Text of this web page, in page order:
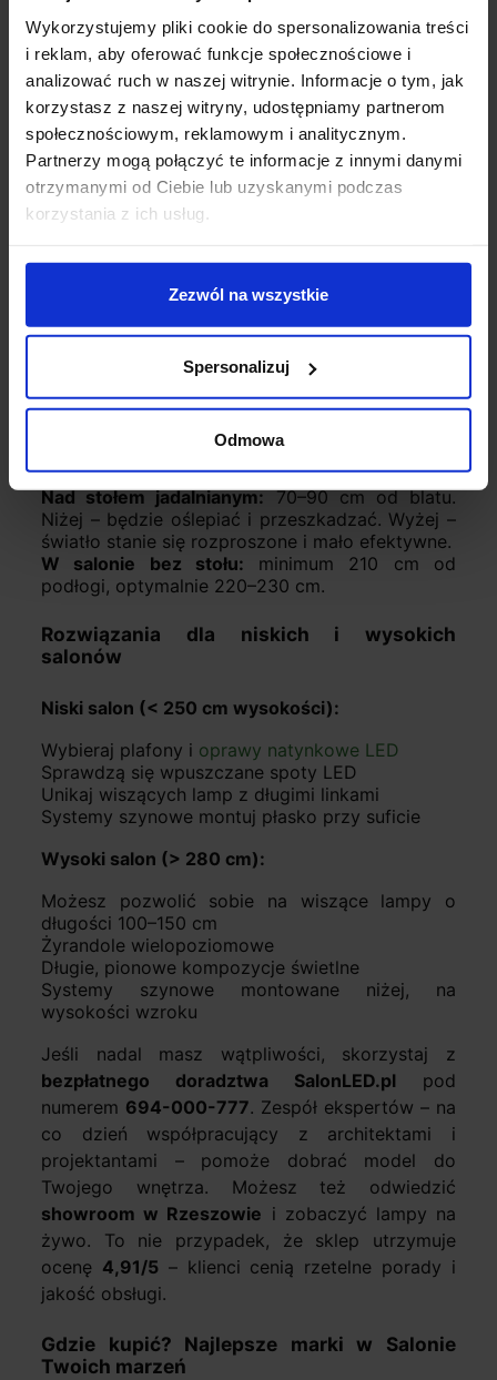
Wykorzystujemy pliki cookie do spersonalizowania treści
i reklam, aby oferować funkcje społecznościowe i
analizować ruch w naszej witrynie. Informacje o tym, jak
korzystasz z naszej witryny, udostępniamy partnerom
społecznościowym, reklamowym i analitycznym.
Partnerzy mogą połączyć te informacje z innymi danymi
otrzymanymi od Ciebie lub uzyskanymi podczas
korzystania z ich usług.
Zezwól na wszystkie
Spersonalizuj
Odmowa
Wspomniany wcześniej wzór to złoty środek, ale
warto go dodać jeszcze raz dla przejrzystości:
Średnica lampy (cm) = (długość + szerokość w
metrach) / 30 × 2,5
Przykład praktyczny:Salon o wymiarach 6 × 4
m → (6+4)/30 × 2,5 =
Jeśli wybierzesz lampę znacząco mniejszą,
"zginie" w przestrzeni. Zbyt duża może
przytłoczyć pomieszczenie. Trzymaj się zakresu
±10% od wyniku wzoru.
Nad stołem jadalnianym:70–90 cm od blatu.
Niżej – będzie oślepiać i przeszkadzać. Wyżej –
światło stanie się rozproszone i mało efektywne.
W salonie bez stołu: minimum 210 cm od
podłogi, optymalnie 220–230 cm.
Rozwiązania dla niskich i wysokich
salonów
Niski salon (< 250 cm wysokości):
Wybieraj plafony i oprawy natynkowe LED
Sprawdzą się wpuszczane spoty LED
Unikaj wiszących lamp z długimi linkami
Systemy szynowe montuj płasko przy suficie
Wysoki salon (> 280 cm):
Możesz pozwolić sobie na wiszące lampy o
długości 100–150 cm
Żyrandole wielopoziomowe
Długie, pionowe kompozycje świetlne
Systemy szynowe montowane niżej, na
wysokości wzroku
Jeśli nadal masz wątpliwości, skorzystaj z
bezpłatnego doradztwa SalonLED.pl pod
numerem 694-000-777. Zespół ekspertów – na
co dzień współpracujący z architektami i
projektantami – pomoże dobrać model do
Twojego wnętrza. Możesz też odwiedzić
showroom w Rzeszowie i zobaczyć lampy na
żywo. To nie przypadek, że sklep utrzymuje
ocenę 4,91/5– klienci cenią rzetelne porady i
jakość obsługi.
Gdzie kupić? Najlepsze marki w Salonie
Twoich marzeń